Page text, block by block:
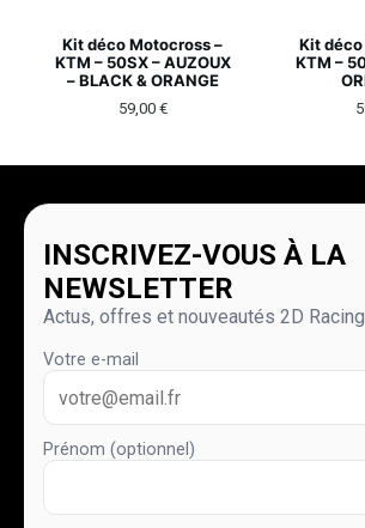
Kit déco Motocross –
KTM – 50SX – AUZOUX
– BLACK & ORANGE
59,00 €
Kit
KTM –
INSCRIVEZ-VOUS À LA
NEWSLETTER
Actus, offres et nouveautés 2D
Votre e-mail
Prénom (optionnel)